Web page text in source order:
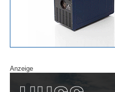
Anzeige